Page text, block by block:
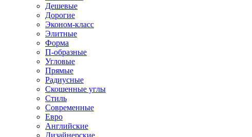
Дешевые
Дорогие
Эконом-класс
Элитные
Форма
П-образные
Угловые
Прямые
Радиусные
Скошенные углы
Стиль
Современные
Евро
Английские
Дизайнерские